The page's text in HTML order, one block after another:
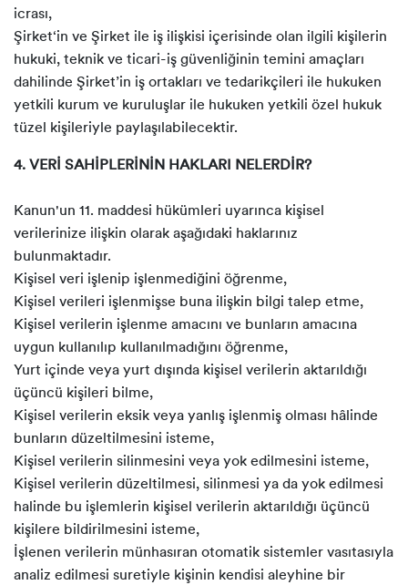
icrası,
Şirket‘in ve Şirket ile iş ilişkisi içerisinde olan ilgili kişilerin
hukuki, teknik ve ticari-iş güvenliğinin temini amaçları
dahilinde Şirket’in iş ortakları ve tedarikçileri ile hukuken
yetkili kurum ve kuruluşlar ile hukuken yetkili özel hukuk
tüzel kişileriyle paylaşılabilecektir.
4. VERİ SAHİPLERİNİN HAKLARI NELERDİR?
Kanun'un 11. maddesi hükümleri uyarınca kişisel
verilerinize ilişkin olarak aşağıdaki haklarınız
bulunmaktadır.
Kişisel veri işlenip işlenmediğini öğrenme,
Kişisel verileri işlenmişse buna ilişkin bilgi talep etme,
Kişisel verilerin işlenme amacını ve bunların amacına
uygun kullanılıp kullanılmadığını öğrenme,
Yurt içinde veya yurt dışında kişisel verilerin aktarıldığı
üçüncü kişileri bilme,
Kişisel verilerin eksik veya yanlış işlenmiş olması hâlinde
bunların düzeltilmesini isteme,
Kişisel verilerin silinmesini veya yok edilmesini isteme,
Kişisel verilerin düzeltilmesi, silinmesi ya da yok edilmesi
halinde bu işlemlerin kişisel verilerin aktarıldığı üçüncü
kişilere bildirilmesini isteme,
İşlenen verilerin münhasıran otomatik sistemler vasıtasıyla
analiz edilmesi suretiyle kişinin kendisi aleyhine bir